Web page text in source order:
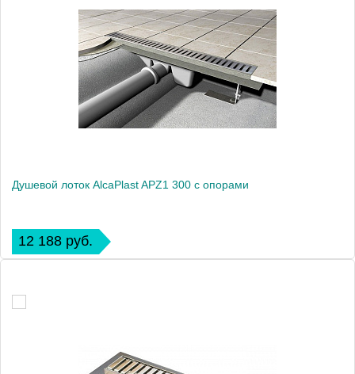
Душевой лоток AlcaPlast APZ1 300 с опорами
12 188 руб.